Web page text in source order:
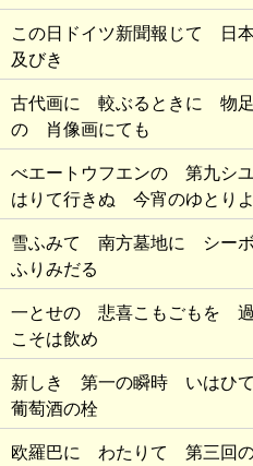
この日ドイツ新聞報じて 日
及びき
古代画に 較ぶるときに 物
の 肖像画にても
べエートウフエンの 第九シ
はりて行きぬ 今宵のゆとりよ
雪ふみて 南方墓地に シー
ふりみだる
一とせの 悲喜こもごもを
こそは飲め
新しき 第一の瞬時 いはひ
葡萄酒の栓
欧羅巴に わたりて 第三回